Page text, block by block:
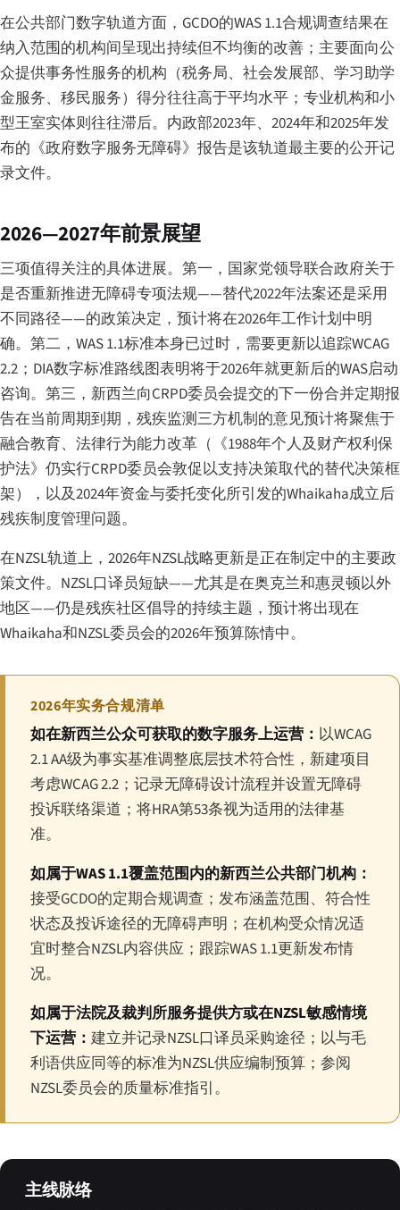
在公共部门数字轨道方面，GCDO的WAS 1.1合规调查结果在
纳入范围的机构间呈现出持续但不均衡的改善；主要面向公
众提供事务性服务的机构（税务局、社会发展部、学习助学
金服务、移民服务）得分往往高于平均水平；专业机构和小
型王室实体则往往滞后。内政部2023年、2024年和2025年发
布的《政府数字服务无障碍》报告是该轨道最主要的公开记
录文件。
2026—2027年前景展望
三项值得关注的具体进展。第一，国家党领导联合政府关于
是否重新推进无障碍专项法规——替代2022年法案还是采用
不同路径——的政策决定，预计将在2026年工作计划中明
确。第二，WAS 1.1标准本身已过时，需要更新以追踪WCAG
2.2；DIA数字标准路线图表明将于2026年就更新后的WAS启动
咨询。第三，新西兰向CRPD委员会提交的下一份合并定期报
告在当前周期到期，残疾监测三方机制的意见预计将聚焦于
融合教育、法律行为能力改革（《1988年个人及财产权利保
护法》仍实行CRPD委员会敦促以支持决策取代的替代决策框
架），以及2024年资金与委托变化所引发的Whaikaha成立后
残疾制度管理问题。
在NZSL轨道上，2026年NZSL战略更新是正在制定中的主要政
策文件。NZSL口译员短缺——尤其是在奥克兰和惠灵顿以外
地区——仍是残疾社区倡导的持续主题，预计将出现在
Whaikaha和NZSL委员会的2026年预算陈情中。
2026年实务合规清单
如在新西兰公众可获取的数字服务上运营： 以WCAG
2.1 AA级为事实基准调整底层技术符合性，新建项目
考虑WCAG 2.2；记录无障碍设计流程并设置无障碍
投诉联络渠道；将HRA第53条视为适用的法律基
准。
如属于WAS 1.1覆盖范围内的新西兰公共部门机构：
接受GCDO的定期合规调查；发布涵盖范围、符合性
状态及投诉途径的无障碍声明；在机构受众情况适
宜时整合NZSL内容供应；跟踪WAS 1.1更新发布情
况。
如属于法院及裁判所服务提供方或在NZSL敏感情境
下运营： 建立并记录NZSL口译员采购途径；以与毛
利语供应同等的标准为NZSL供应编制预算；参阅
NZSL委员会的质量标准指引。
主线脉络